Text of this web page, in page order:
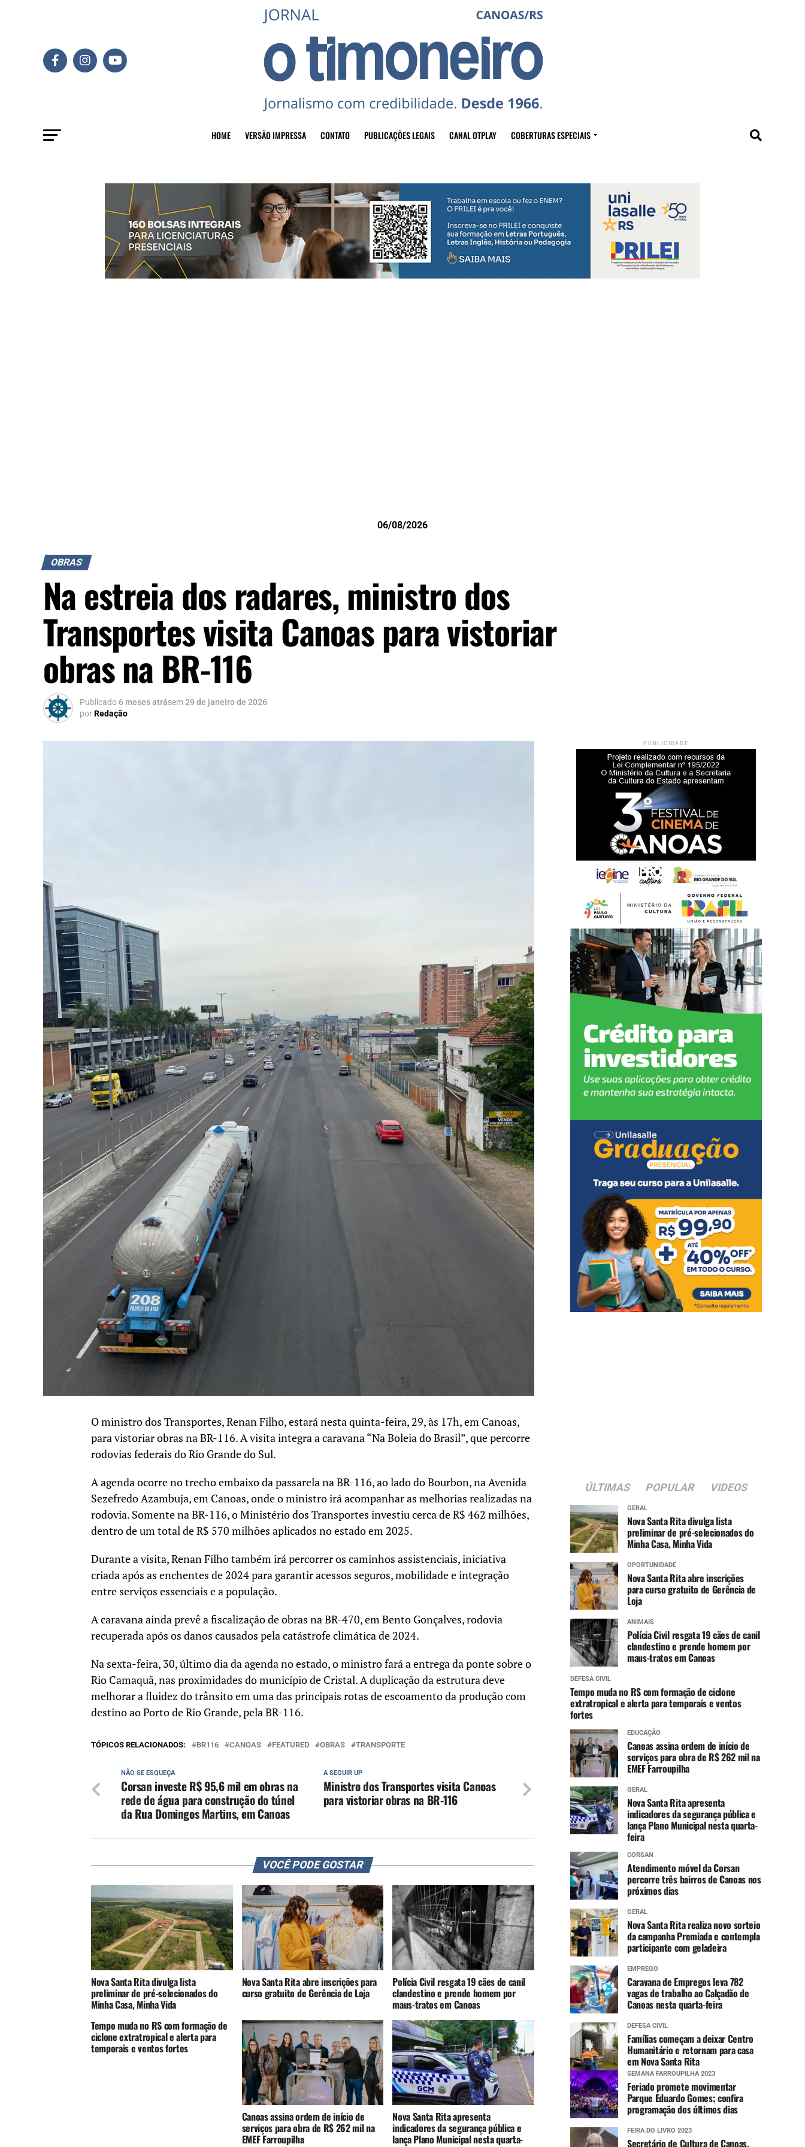
HOME VERSÃO IMPRESSA CONTATO PUBLICAÇÕES LEGAIS CANAL OTPLAY COBERTURAS ESPECIAIS
06/08/2026
OBRAS
Na estreia dos radares, ministro dos
Transportes visita Canoas para vistoriar
obras na BR-116
Publicado 6 meses atrásem29 de janeiro de 2026
porRedação
O ministro dos Transportes, Renan Filho, estará nesta quinta-feira, 29, às 17h, em Canoas,
para vistoriar obras na BR-116. A visita integra a caravana “Na Boleia do Brasil”, que percorre
rodovias federais do Rio Grande do Sul.
A agenda ocorre no trecho embaixo da passarela na BR-116, ao lado do Bourbon, na Avenida
Sezefredo Azambuja, em Canoas, onde o ministro irá acompanhar as melhorias realizadas na
rodovia. Somente na BR-116, o Ministério dos Transportes investiu cerca de R$ 462 milhões,
dentro de um total de R$ 570 milhões aplicados no estado em 2025.
Durante a visita, Renan Filho também irá percorrer os caminhos assistenciais, iniciativa
criada após as enchentes de 2024 para garantir acessos seguros, mobilidade e integração
entre serviços essenciais e a população.
A caravana ainda prevê a fiscalização de obras na BR-470, em Bento Gonçalves, rodovia
recuperada após os danos causados pela catástrofe climática de 2024.
Na sexta-feira, 30, último dia da agenda no estado, o ministro fará a entrega da ponte sobre o
Rio Camaquã, nas proximidades do município de Cristal. A duplicação da estrutura deve
melhorar a fluidez do trânsito em uma das principais rotas de escoamento da produção com
destino ao Porto de Rio Grande, pela BR-116.
TÓPICOS RELACIONADOS: BR116 CANOAS FEATURED OBRAS TRANSPORTE
A SEGUIR UP
Ministro dos Transportes visita Canoas
para vistoriar obras na BR-116
NÃO SE ESQUEÇA
Corsan investe R$ 95,6 mil em obras na
rede de água para construção do túnel
da Rua Domingos Martins, em Canoas
VOCÊ PODE GOSTAR
Nova Santa Rita divulga lista
preliminar de pré-selecionados do
Minha Casa, Minha Vida
Nova Santa Rita abre inscrições para
curso gratuito de Gerência de Loja
Polícia Civil resgata 19 cães de canil
clandestino e prende homem por
maus-tratos em Canoas
Tempo muda no RS com formação de
ciclone extratropical e alerta para
temporais e ventos fortes
Canoas assina ordem de início de
serviços para obra de R$ 262 mil na
EMEF Farroupilha
Nova Santa Rita apresenta
indicadores da segurança pública e
lança Plano Municipal nesta quarta-
PUBLICIDADE
ÚLTIMAS POPULAR VIDEOS
GERAL
Nova Santa Rita divulga lista
preliminar de pré-selecionados do
Minha Casa, Minha Vida
OPORTUNIDADE
Nova Santa Rita abre inscrições
para curso gratuito de Gerência de
Loja
ANIMAIS
Polícia Civil resgata 19 cães de canil
clandestino e prende homem por
maus-tratos em Canoas
DEFESA CIVIL
Tempo muda no RS com formação de ciclone
extratropical e alerta para temporais e ventos
fortes
EDUCAÇÃO
Canoas assina ordem de início de
serviços para obra de R$ 262 mil na
EMEF Farroupilha
GERAL
Nova Santa Rita apresenta
indicadores da segurança pública e
lança Plano Municipal nesta quarta-
feira
CORSAN
Atendimento móvel da Corsan
percorre três bairros de Canoas nos
próximos dias
GERAL
Nova Santa Rita realiza novo sorteio
da campanha Premiada e contempla
participante com geladeira
EMPREGO
Caravana de Empregos leva 782
vagas de trabalho ao Calçadão de
Canoas nesta quarta-feira
DEFESA CIVIL
Famílias começam a deixar Centro
Humanitário e retornam para casa
em Nova Santa Rita
SEMANA FARROUPILHA 2023
Feriado promete movimentar
Parque Eduardo Gomes; confira
programação dos últimos dias
FEIRA DO LIVRO 2023
Secretário de Cultura de Canoas,